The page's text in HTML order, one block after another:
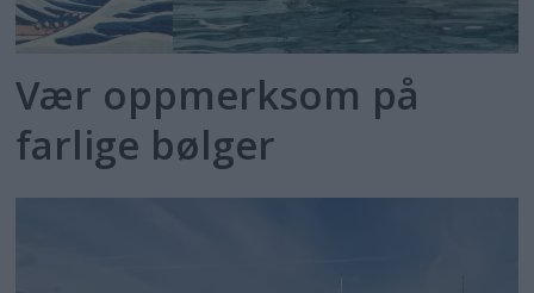
Vær oppmerksom på
farlige bølger